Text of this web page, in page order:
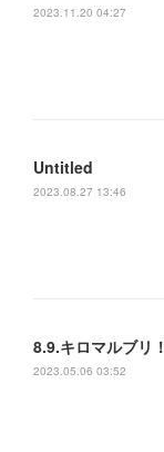
2023.11.20 04:27
Untitled
2023.08.27 13:46
8.9.キロマルブリ！
2023.05.06 03:52